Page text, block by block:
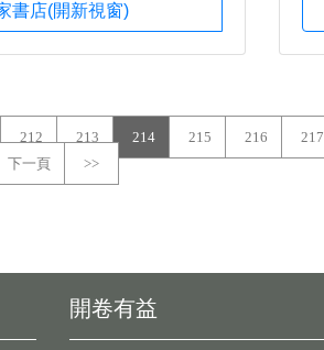
書店(開新視窗)
212 213 214 215 216 217
下一頁
>>
開卷有益